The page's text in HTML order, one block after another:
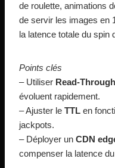
de roulette, animations
de servir les images en
la latence totale du spin
Points clés
– Utiliser Read‑Through
évoluent rapidement.
– Ajuster le TTL en
jackpots.
– Déployer un CDN
compenser la latence